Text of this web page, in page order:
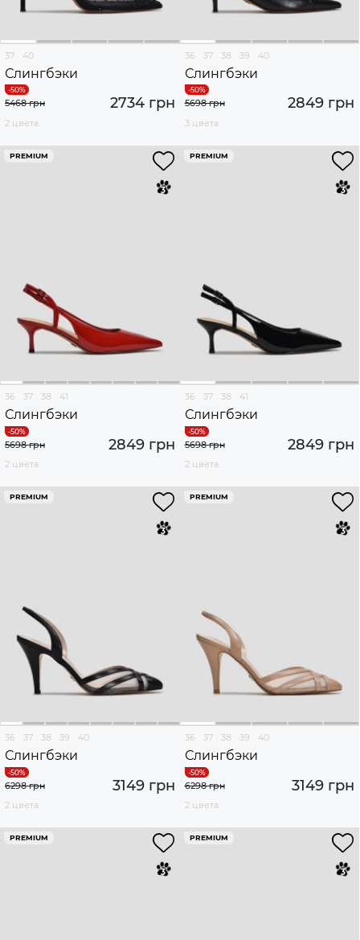
37 40
Слингбэки
2734 грн
5468 грн
2 цвета
36 37 38 39 40
Слингбэки
2849 грн
5698 грн
3 цвета
PREMIUM
36 37 38 41
Слингбэки
2849 грн
5698 грн
2 цвета
PREMIUM
36 37 38 41
Слингбэки
2849 грн
5698 грн
2 цвета
PREMIUM
36 37 38 39 40
Слингбэки
3149 грн
6298 грн
2 цвета
PREMIUM
36 37 38 39 40
Слингбэки
3149 грн
6298 грн
2 цвета
PREMIUM PREMIUM